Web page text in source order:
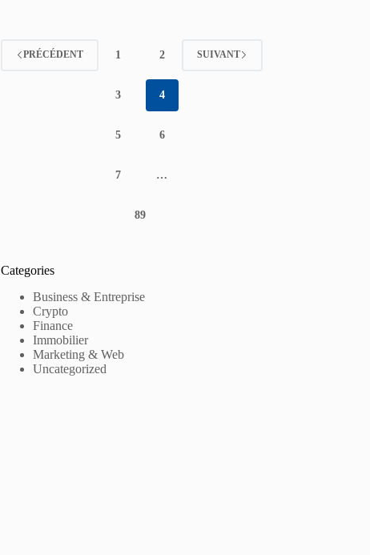
PRÉCÉDENT 1 2
3 4
5 6
7 …
89
SUIVANT
Categories
Business & Entreprise
Crypto
Finance
Immobilier
Marketing & Web
Uncategorized